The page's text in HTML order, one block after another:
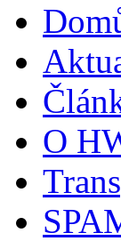
O